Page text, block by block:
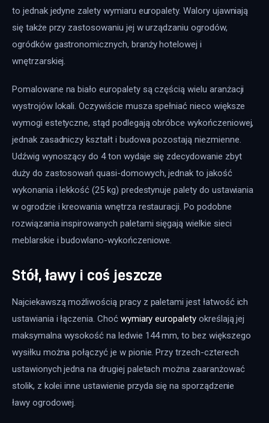
to jednak jedyne zalety wymiaru europalety. Walory ujawniają
się także przy zastosowaniu jej w urządzaniu ogrodów,
ogródków gastronomicznych, branży hotelowej i
wnętrzarskiej.
Pomalowane na biało europalety są częścią wielu aranżacji
wystrojów lokali. Oczywiście musza spełniać nieco większe
wymogi estetyczne, stąd podlegają obróbce wykończeniowej,
jednak zasadniczy kształt i budowa pozostają niezmienne.
Udźwig wynoszący do 4 ton wydaje się zdecydowanie zbyt
duży do zastosowań quasi-domowych, jednak to jakość
wykonania i lekkość (25 kg) predestynuje palety do ustawiania
w ogrodzie i kreowania wnętrza restauracji. Po podobne
rozwiązania inspirowanych paletami sięgają wielkie sieci
meblarskie i budowlano-wykończeniowe.
Stół, ławy i coś jeszcze
Najciekawszą możliwością pracy z paletami jest łatwość ich
ustawiania i łączenia. Choć wymiary europalety określają jej
maksymalna wysokość na ledwie 144 mm, to bez większego
wysiłku można połączyć je w pionie. Przy trzech-czterech
ustawionych jedna na drugiej paletach można zaaranżować
stolik, z kolei inne ustawienie przyda się na sporządzenie
ławy ogrodowej.